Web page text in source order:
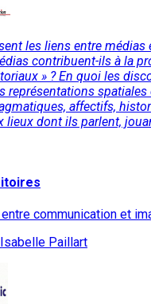
les liens entre médias
contribuent-ils à la
» ? En quoi les
représentations
affectifs,
lieux dont ils parlent,
communication et
Paillart